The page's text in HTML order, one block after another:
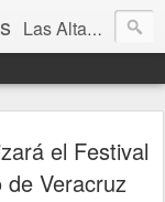
Las Altas Montañas Multimedios
el Festival
de Veracruz